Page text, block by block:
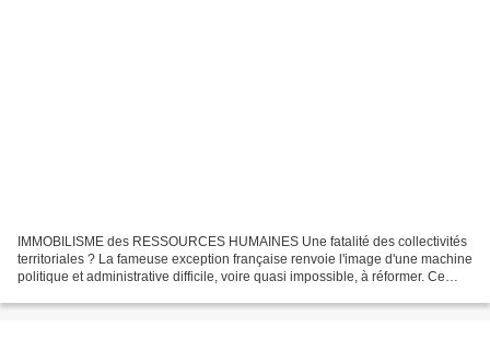
IMMOBILISME des RESSOURCES HUMAINES Une fatalité des collectivités
territoriales ? La fameuse exception française renvoie l'image d'une machine
politique et administrative difficile, voire quasi impossible, à réformer. Ce